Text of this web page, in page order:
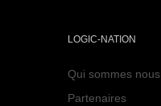
LOGIC-NATION
Qui sommes nous
Partenaires